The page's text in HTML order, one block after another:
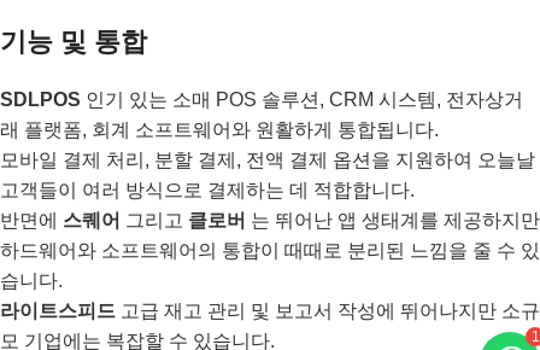
기능 및 통합
SDLPOS 인기 있는 소매 POS 솔루션, CRM 시스템, 전자상거
래 플랫폼, 회계 소프트웨어와 원활하게 통합됩니다.
모바일 결제 처리, 분할 결제, 전액 결제 옵션을 지원하여 오늘날
고객들이 여러 방식으로 결제하는 데 적합합니다.
반면에 스퀘어 그리고 클로버 는 뛰어난 앱 생태계를 제공하지만
하드웨어와 소프트웨어의 통합이 때때로 분리된 느낌을 줄 수 있
습니다.
라이트스피드 고급 재고 관리 및 보고서 작성에 뛰어나지만 소규
모 기업에는 복잡할 수 있습니다.
1